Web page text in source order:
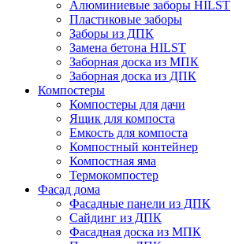
Алюминиевые заборы HILST
Пластиковые заборы
Заборы из ДПК
Замена бетона HILST
Заборная доска из МПК
Заборная доска из ДПК
Компостеры
Компостеры для дачи
Ящик для компоста
Емкость для компоста
Компостный контейнер
Компостная яма
Термокомпостер
Фасад дома
Фасадные панели из ДПК
Сайдинг из ДПК
Фасадная доска из МПК